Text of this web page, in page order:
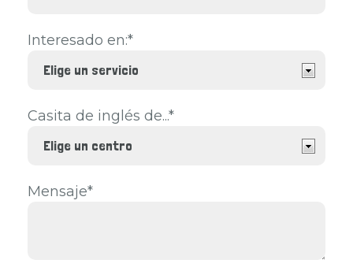
Interesado en:*
Casita de inglés de...*
Mensaje*